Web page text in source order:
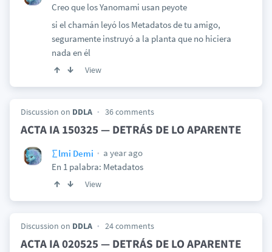
Creo que los Yanomami usan peyote
si el chamán leyó los Metadatos de tu amigo,
seguramente instruyó a la planta que no hiciera
nada en él
View
Discussion on DDLA 36 comments
ACTA IA 150325 — DETRÁS DE LO APARENTE
∑lmi Demi
a year ago
En 1 palabra: Metadatos
View
Discussion on DDLA 24 comments
ACTA IA 020525 — DETRÁS DE LO APARENTE